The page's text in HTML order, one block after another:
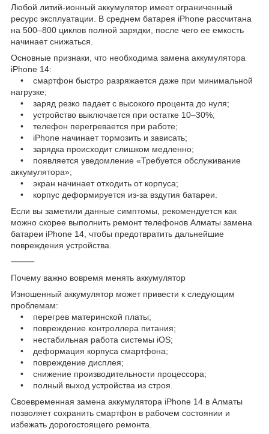
Любой литий-ионный аккумулятор имеет ограниченный
ресурс эксплуатации. В среднем батарея iPhone рассчитана
на 500–800 циклов полной зарядки, после чего ее емкость
начинает снижаться.
Основные признаки, что необходима замена аккумулятора
iPhone 14:
• смартфон быстро разряжается даже при минимальной
нагрузке;
• заряд резко падает с высокого процента до нуля;
• устройство выключается при остатке 10–30%;
• телефон перегревается при работе;
• iPhone начинает тормозить и зависать;
• зарядка происходит слишком медленно;
• появляется уведомление «Требуется обслуживание
аккумулятора»;
• экран начинает отходить от корпуса;
• корпус деформируется из-за вздутия батареи.
Если вы заметили данные симптомы, рекомендуется как
можно скорее выполнить ремонт телефонов Алматы замена
батареи iPhone 14, чтобы предотвратить дальнейшие
повреждения устройства.
⸻
Почему важно вовремя менять аккумулятор
Изношенный аккумулятор может привести к следующим
проблемам:
• перегрев материнской платы;
• повреждение контроллера питания;
• нестабильная работа системы iOS;
• деформация корпуса смартфона;
• повреждение дисплея;
• снижение производительности процессора;
• полный выход устройства из строя.
Своевременная замена аккумулятора iPhone 14 в Алматы
позволяет сохранить смартфон в рабочем состоянии и
избежать дорогостоящего ремонта.